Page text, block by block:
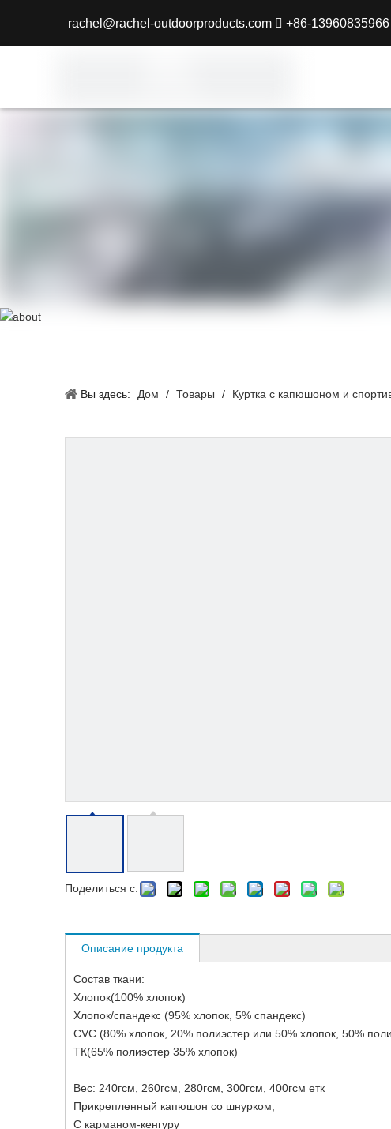
rachel@rachel-outdoorproducts.com  +86-13960835966
Вы здесь: Дом / Товары / Куртка с капюшоном и
Поделиться с:
Описание продукта
Состав ткани:
Хлопок(100% хлопок)
Хлопок/спандекс (95% хлопок, 5% спандекс)
CVC (80% хлопок, 20% полиэстер или 50% хлопок, 50%
ТК(65% полиэстер 35% хлопок)
Вес: 240гсм, 260гсм, 280гсм, 300гсм, 400гсм етк
Прикрепленный капюшон со шнурком;
С карманом-кенгуру